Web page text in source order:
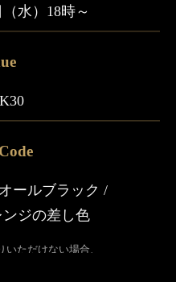
水）18時～
ールブラック /
ジの差し色
ただけない場合、